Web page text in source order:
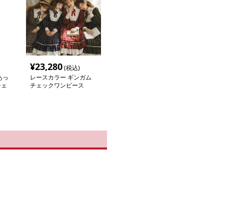
っ
¥23,280(税込)
レースカラー ギンガム
チェックワンピース